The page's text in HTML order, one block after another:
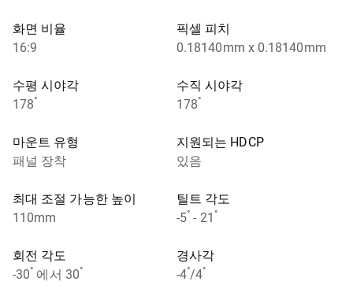
화면 비율
16:9
픽셀 피치
0.18140mm x 0.18140mm
수평 시야각
178°
수직 시야각
178°
마운트 유형
패널 장착
지원되는 HDCP
있음
최대 조절 가능한 높이
110mm
틸트 각도
-5° - 21 °
회전 각도
-30° 에서 30°
경사각
-4°/4°